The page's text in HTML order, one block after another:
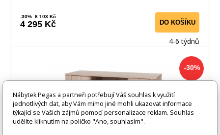
-30% 6 103 Kč
4 295 Kč DO KOŠÍKU
4-6 týdnů
-30%
Nábytek Pegas a partneři potřebují Váš souhlas k využití
jednotlivých dat, aby Vám mimo jiné mohli ukazovat informace
týkající se Vašich zájmů pomocí personalizace reklam. Souhlas
udělíte kliknutím na políčko "Ano, souhlasím".